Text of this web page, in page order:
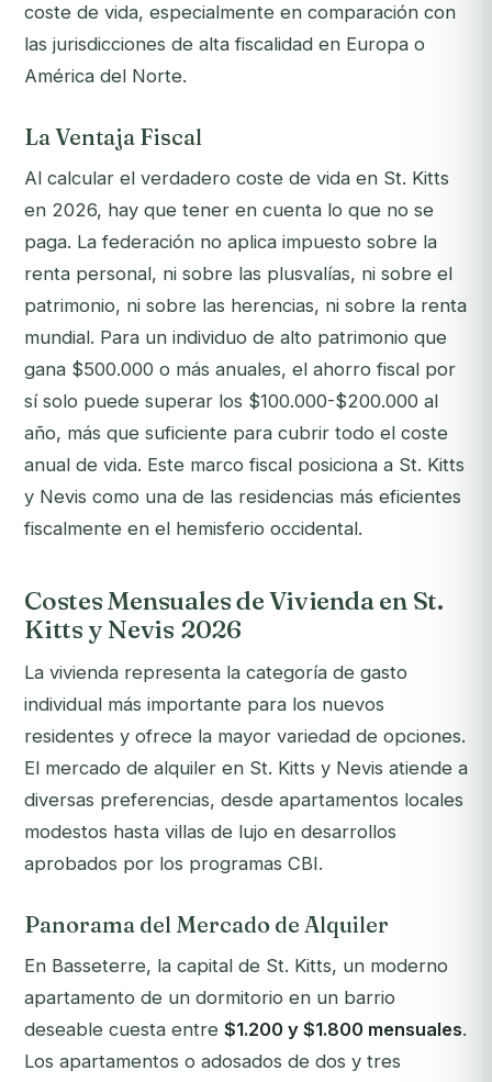
coste de vida, especialmente en comparación con
las jurisdicciones de alta fiscalidad en Europa o
América del Norte.
La Ventaja Fiscal
Al calcular el verdadero coste de vida en St. Kitts
en 2026, hay que tener en cuenta lo que no se
paga. La federación no aplica impuesto sobre la
renta personal, ni sobre las plusvalías, ni sobre el
patrimonio, ni sobre las herencias, ni sobre la renta
mundial. Para un individuo de alto patrimonio que
gana $500.000 o más anuales, el ahorro fiscal por
sí solo puede superar los $100.000-$200.000 al
año, más que suficiente para cubrir todo el coste
anual de vida. Este marco fiscal posiciona a St. Kitts
y Nevis como una de las residencias más eficientes
fiscalmente en el hemisferio occidental.
Costes Mensuales de Vivienda en St.
Kitts y Nevis 2026
La vivienda representa la categoría de gasto
individual más importante para los nuevos
residentes y ofrece la mayor variedad de opciones.
El mercado de alquiler en St. Kitts y Nevis atiende a
diversas preferencias, desde apartamentos locales
modestos hasta villas de lujo en desarrollos
aprobados por los programas CBI.
Panorama del Mercado de Alquiler
En Basseterre, la capital de St. Kitts, un moderno
apartamento de un dormitorio en un barrio
deseable cuesta entre $1.200 y $1.800 mensuales.
Los apartamentos o adosados de dos y tres